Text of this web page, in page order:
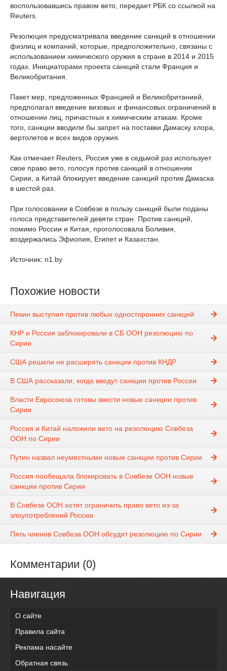
воспользовавшись правом вето, передает РБК со ссылкой на
Reuters.
Резолюция предусматривала введение санкций в отношении
физлиц и компаний, которые, предположительно, связаны с
использованием химического оружия в стране в 2014 и 2015
годах. Инициаторами проекта санкций стали Франция и
Великобритания.
Пакет мер, предложенных Францией и Великобританией,
предполагал введение визовых и финансовых ограничений в
отношении лиц, причастных к химическим атакам. Кроме
того, санкции вводили бы запрет на поставки Дамаску хлора,
вертолетов и всех видов оружия.
Как отмечает Reuters, Россия уже в седьмой раз использует
свое право вето, голосуя против санкций в отношении
Сирии, а Китай блокирует введение санкций против Дамаска
в шестой раз.
При голосовании в Совбезе в пользу санкций были поданы
голоса представителей девяти стран. Против санкций,
помимо России и Китая, проголосовала Боливия,
воздержались Эфиопия, Египет и Казахстан.
Источник: n1.by
Похожие новости
Пекин выступил против любых односторонних санкций
КНР и Россия заблокировали в СБ ООН резолюцию по
Сирии
США решили не расширять санкции против КНДР
В США рассказали, когда введут санкции против России
Власти Евросоюза готовы ввести новые санкции против
Сирии
Россия и Китай наложили вето на резолюцию Совбеза
ООН по Сирии
Путин назвал неуместными новые санкции против Сирии
Россия пообещала блокировать в Совбезе ООН новые
санкции против Сирии
В Совбезе ООН хотят ограничить право вето из-за
злоупотреблений России
Пять членов Совбеза ООН обсудят резолюцию по Сирии
Комментарии (0)
Навигация
О сайте
Правила сайта
Реклама насайте
Обратная связь